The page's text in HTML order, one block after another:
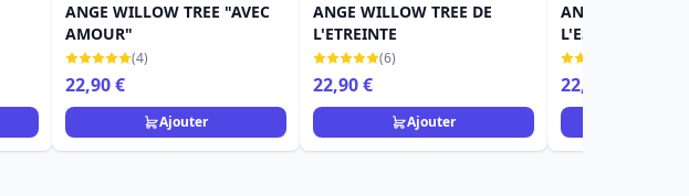
ANGE WILLOW TREE "AVEC
AMOUR"
(4)
22,90 €
Ajouter
ANGE WILLOW TREE DE
L'ETREINTE
(6)
22,90 €
Ajouter
ANGE WILLOW
L'ESPOIR
22,90 €